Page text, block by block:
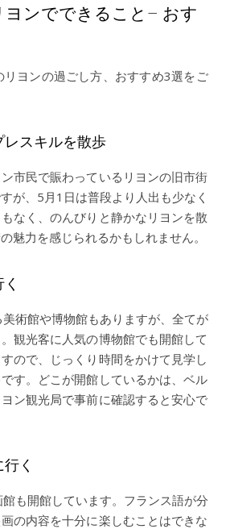
ヨンでできること− おす
ヨンの過ごし方、おすすめ3選をご
スキルを散歩
市民で賑わっているリヨンの旧市街
が、5月1日は普段より人出も少なく
なく、のんびりと静かなリヨンを散
魅力を感じられるかもしれません。
術館や博物館もありますが、全てが
観光客に人気の博物館でも開館して
ので、じっくり時間をかけて見学し
す。どこが開館しているかは、ベル
ン観光局で事前に確認すると安心で
く
も開館しています。フランス語が分
の内容を十分に楽しむことはできな